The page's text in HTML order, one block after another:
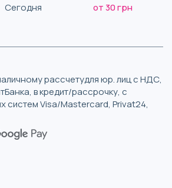
Сегодня от 30 грн
рассчетудля юр. лиц с НДС,
в кредит/рассрочку, с
систем Visa/Mastercard, Privat24,